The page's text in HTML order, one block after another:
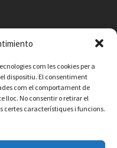
com les cookies per a
dispositiu. El consentiment
com el comportament de
lloc. No consentir o retirar el
característiques i funcions.